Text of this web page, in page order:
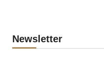
Newsletter